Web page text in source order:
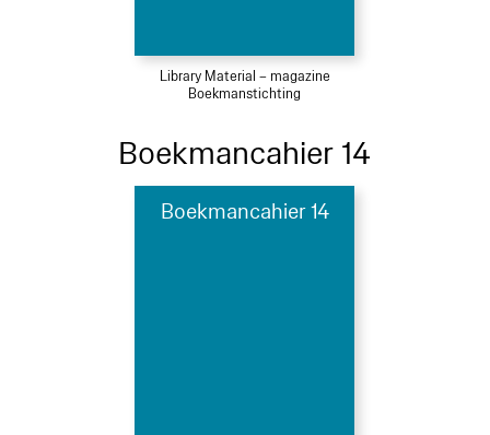
Library Material – magazine
Boekmanstichting
Boekmancahier 14
Boekmancahier 14